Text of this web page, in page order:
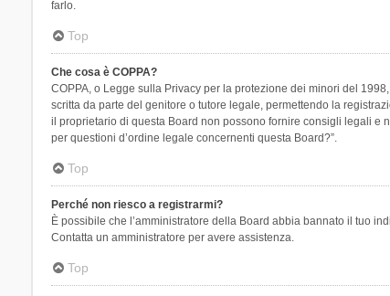
farlo.
Top
Che cosa è COPPA?
COPPA, o Legge sulla Privacy per la protezione dei minori del
scritta da parte del genitore o tutore legale, permettendo la
il proprietario di questa Board non possono fornire consigli legali e
per questioni d’ordine legale concernenti questa Board?”.
Top
Perché non riesco a registrarmi?
È possibile che l’amministratore della Board abbia bannato il tuo
Contatta un amministratore per avere assistenza.
Top